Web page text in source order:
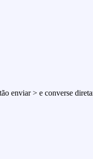
enviar > e converse